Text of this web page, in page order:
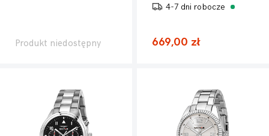
Produkt niedostępny
4-7 dni robocze
669,00 zł